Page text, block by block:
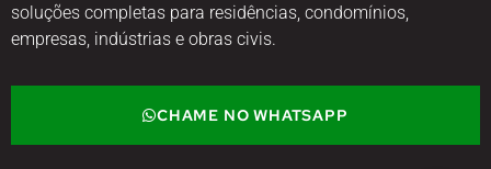
soluções completas para residências, condomínios,
empresas, indústrias e obras civis.
CHAME NO WHATSAPP